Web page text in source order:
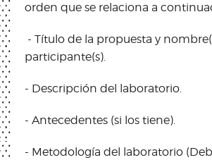
orden que se relaciona a
- Título de la propuesta y
participante(s).
- Descripción del laboratorio.
- Antecedentes (si los tiene).
- Metodología del laboratorio